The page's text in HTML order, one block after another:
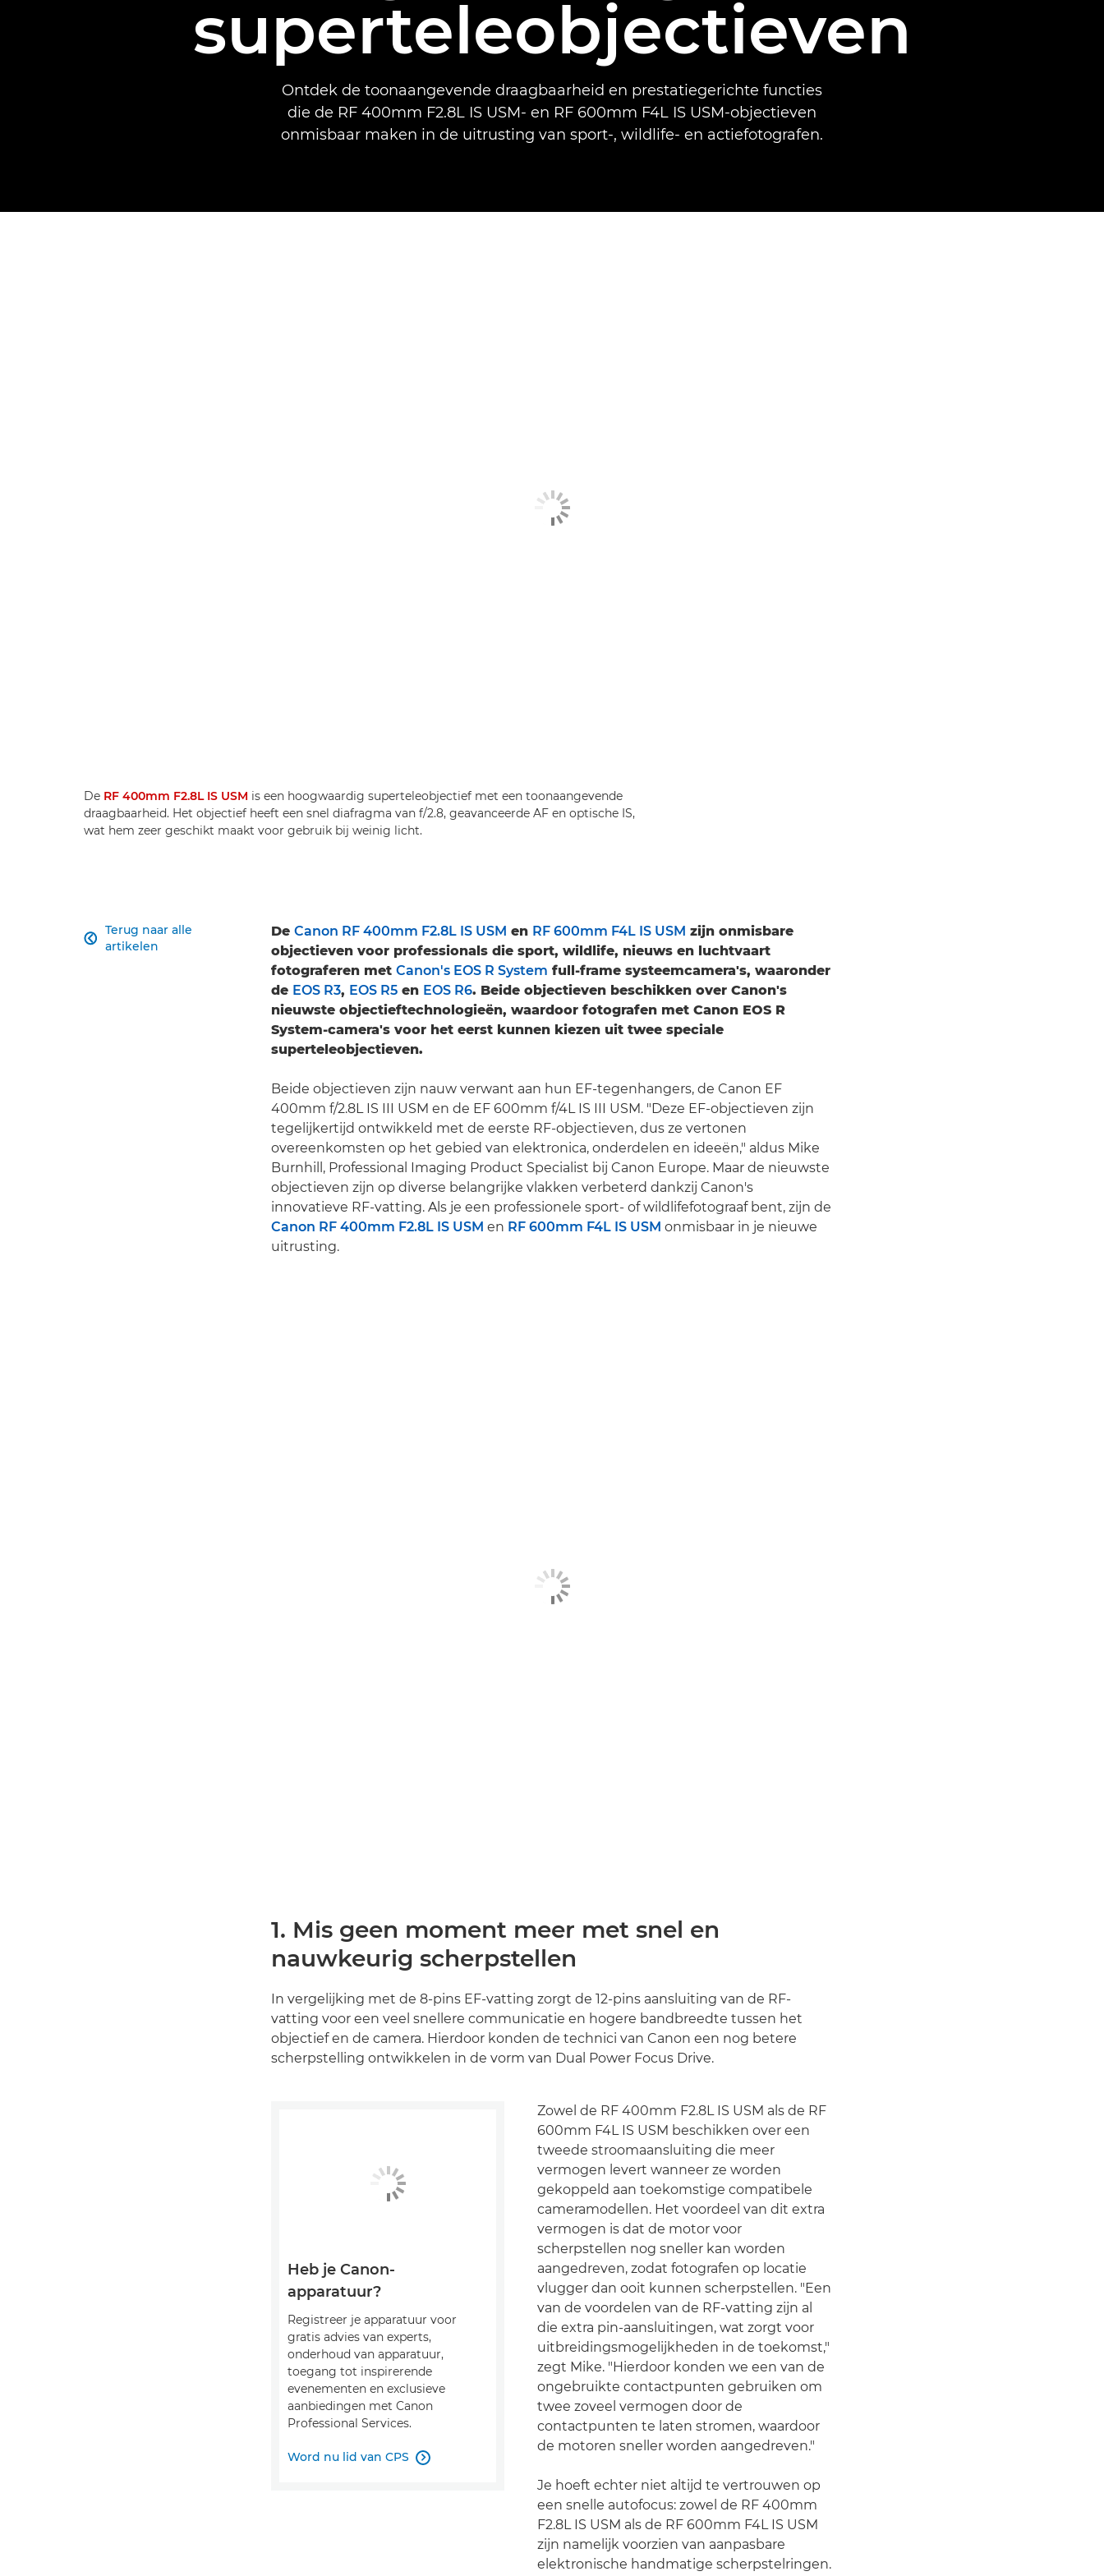
superteleobjectieven
Ontdek de toonaangevende draagbaarheid en prestatiegerichte functies
die de RF 400mm F2.8L IS USM- en RF 600mm F4L IS USM-objectieven
onmisbaar maken in de uitrusting van sport-, wildlife- en actiefotografen.
De RF 400mm F2.8L IS USM is een hoogwaardig superteleobjectief met een toonaangevende
draagbaarheid. Het objectief heeft een snel diafragma van f/2.8, geavanceerde AF en optische IS,
wat hem zeer geschikt maakt voor gebruik bij weinig licht.
Terug naar alle
artikelen
 De Canon RF 400mm F2.8L IS USM en RF 600mm F4L IS USM zijn onmisbare
objectieven voor professionals die sport, wildlife, nieuws en luchtvaart
fotograferen met Canon's EOS R System full-frame systeemcamera's, waaronder
de EOS R3, EOS R5 en EOS R6. Beide objectieven beschikken over Canon's
nieuwste objectieftechnologieën, waardoor fotografen met Canon EOS R
System-camera's voor het eerst kunnen kiezen uit twee speciale
superteleobjectieven.
Beide objectieven zijn nauw verwant aan hun EF-tegenhangers, de Canon EF
400mm f/2.8L IS III USM en de EF 600mm f/4L IS III USM. "Deze EF-objectieven zijn
tegelijkertijd ontwikkeld met de eerste RF-objectieven, dus ze vertonen
overeenkomsten op het gebied van elektronica, onderdelen en ideeën," aldus Mike
Burnhill, Professional Imaging Product Specialist bij Canon Europe. Maar de nieuwste
objectieven zijn op diverse belangrijke vlakken verbeterd dankzij Canon's
innovatieve RF-vatting. Als je een professionele sport- of wildlifefotograaf bent, zijn de
Canon RF 400mm F2.8L IS USM en RF 600mm F4L IS USM onmisbaar in je nieuwe
uitrusting.
1. Mis geen moment meer met snel en
nauwkeurig scherpstellen
In vergelijking met de 8-pins EF-vatting zorgt de 12-pins aansluiting van de RF-
vatting voor een veel snellere communicatie en hogere bandbreedte tussen het
objectief en de camera. Hierdoor konden de technici van Canon een nog betere
scherpstelling ontwikkelen in de vorm van Dual Power Focus Drive.
Zowel de RF 400mm F2.8L IS USM als de RF
600mm F4L IS USM beschikken over een
tweede stroomaansluiting die meer
vermogen levert wanneer ze worden
gekoppeld aan toekomstige compatibele
cameramodellen. Het voordeel van dit extra
vermogen is dat de motor voor
scherpstellen nog sneller kan worden
aangedreven, zodat fotografen op locatie
vlugger dan ooit kunnen scherpstellen. "Een
van de voordelen van de RF-vatting zijn al
die extra pin-aansluitingen, wat zorgt voor
uitbreidingsmogelijkheden in de toekomst,"
zegt Mike. "Hierdoor konden we een van de
ongebruikte contactpunten gebruiken om
twee zoveel vermogen door de
contactpunten te laten stromen, waardoor
de motoren sneller worden aangedreven."
Je hoeft echter niet altijd te vertrouwen op
een snelle autofocus: zowel de RF 400mm
F2.8L IS USM als de RF 600mm F4L IS USM
zijn namelijk voorzien van aanpasbare
elektronische handmatige scherpstelringen.
Heb je Canon-
apparatuur?
Registreer je apparatuur voor
gratis advies van experts,
onderhoud van apparatuur,
toegang tot inspirerende
evenementen en exclusieve
aanbiedingen met Canon
Professional Services.
Word nu lid van CPS 